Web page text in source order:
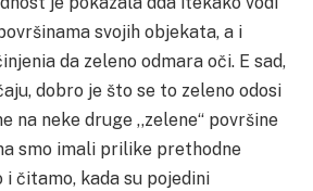
svojih objekata, a i
da zeleno odmara oči. E sad,
dobro je što se to zeleno odosi
na neke druge ,,zelene“ površine
smo imali prilike prethodne
i čitamo, kada su pojedini